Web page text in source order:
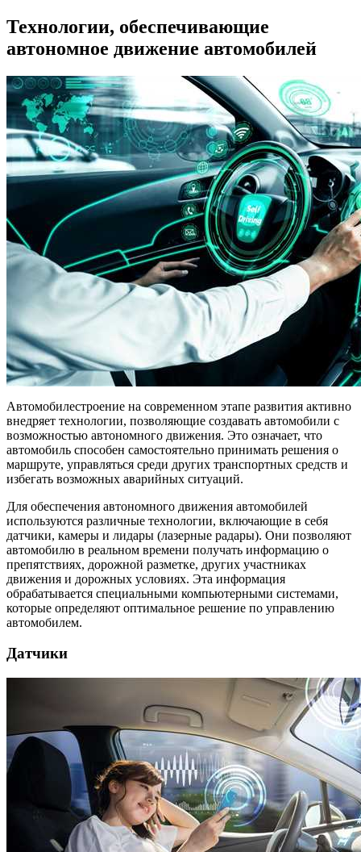
Технологии, обеспечивающие
автономное движение автомобилей
Автомобилестроение на современном этапе развития активно
внедряет технологии, позволяющие создавать автомобили с
возможностью автономного движения. Это означает, что
автомобиль способен самостоятельно принимать решения о
маршруте, управляться среди других транспортных средств и
избегать возможных аварийных ситуаций.
Для обеспечения автономного движения автомобилей
используются различные технологии, включающие в себя
датчики, камеры и лидары (лазерные радары). Они позволяют
автомобилю в реальном времени получать информацию о
препятствиях, дорожной разметке, других участниках
движения и дорожных условиях. Эта информация
обрабатывается специальными компьютерными системами,
которые определяют оптимальное решение по управлению
автомобилем.
Датчики